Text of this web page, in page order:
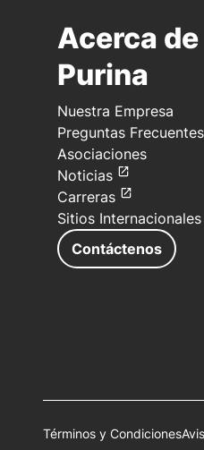
Acerca de
Purina
Nuestra Empresa
Preguntas Frecuentes
Asociaciones
Noticias
Carreras
Sitios Internacionales
Contáctenos
Términos y Condiciones